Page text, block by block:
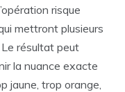
risque
mettront plusieurs
résultat peut
la nuance exacte
jaune, trop orange,